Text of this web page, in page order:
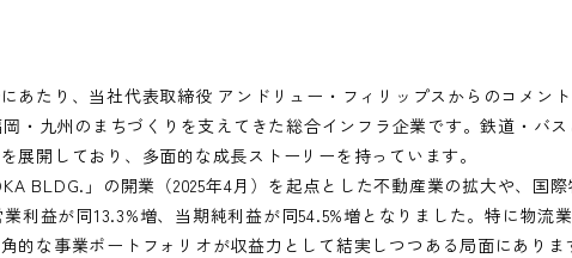
あたり、当社代表取締役 アンドリュー・フィリップスからのコメント
岡・九州のまちづくりを支えてきた総合インフラ企業です。鉄道・バ
展開しており、多面的な成長ストーリーを持っています。
BLDG.」の開業（2025年4月）を起点とした不動産業の拡大や、国
利益が同13.3%増、当期純利益が同54.5%増となりました。特に物流
的な事業ポートフォリオが収益力として結実しつつある局面にありま